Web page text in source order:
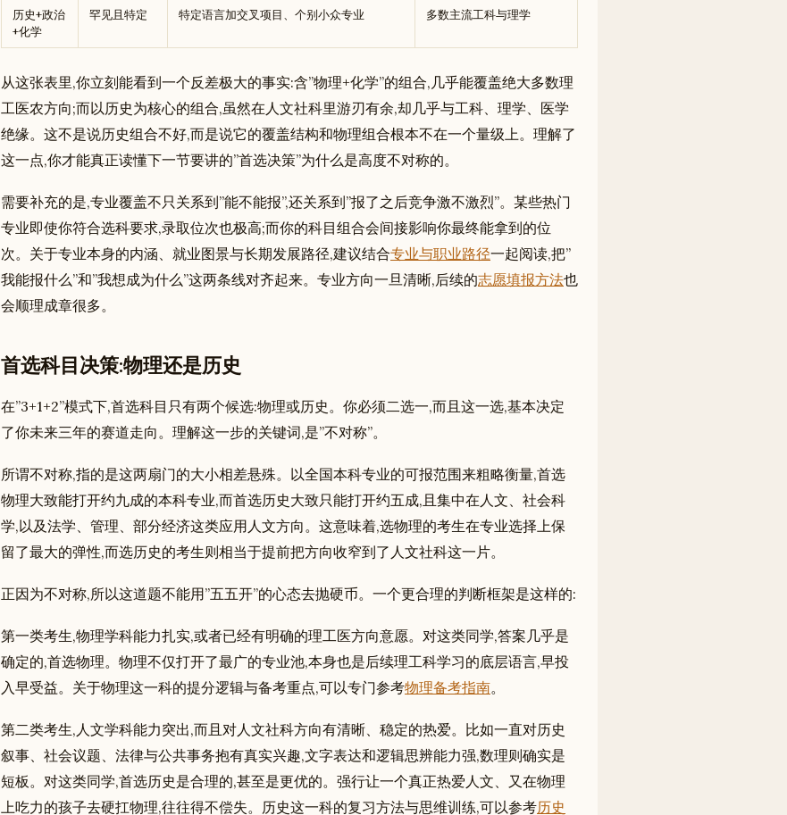
历史+政治
+化学
罕见且特定 特定语言加交叉项目、个别小众专业 多数主流工科与理学
从这张表里,你立刻能看到一个反差极大的事实:含”物理+化学”的组合,几乎能覆盖绝大多数理
工医农方向;而以历史为核心的组合,虽然在人文社科里游刃有余,却几乎与工科、理学、医学
绝缘。这不是说历史组合不好,而是说它的覆盖结构和物理组合根本不在一个量级上。理解了
这一点,你才能真正读懂下一节要讲的”首选决策”为什么是高度不对称的。
需要补充的是,专业覆盖不只关系到”能不能报”,还关系到”报了之后竞争激不激烈”。某些热门
专业即使你符合选科要求,录取位次也极高;而你的科目组合会间接影响你最终能拿到的位
次。关于专业本身的内涵、就业图景与长期发展路径,建议结合专业与职业路径一起阅读,把”
我能报什么”和”我想成为什么”这两条线对齐起来。专业方向一旦清晰,后续的志愿填报方法也
会顺理成章很多。
首选科目决策:物理还是历史
在”3+1+2”模式下,首选科目只有两个候选:物理或历史。你必须二选一,而且这一选,基本决定
了你未来三年的赛道走向。理解这一步的关键词,是”不对称”。
所谓不对称,指的是这两扇门的大小相差悬殊。以全国本科专业的可报范围来粗略衡量,首选
物理大致能打开约九成的本科专业,而首选历史大致只能打开约五成,且集中在人文、社会科
学,以及法学、管理、部分经济这类应用人文方向。这意味着,选物理的考生在专业选择上保
留了最大的弹性,而选历史的考生则相当于提前把方向收窄到了人文社科这一片。
正因为不对称,所以这道题不能用”五五开”的心态去抛硬币。一个更合理的判断框架是这样的:
第一类考生,物理学科能力扎实,或者已经有明确的理工医方向意愿。对这类同学,答案几乎是
确定的,首选物理。物理不仅打开了最广的专业池,本身也是后续理工科学习的底层语言,早投
入早受益。关于物理这一科的提分逻辑与备考重点,可以专门参考物理备考指南。
第二类考生,人文学科能力突出,而且对人文社科方向有清晰、稳定的热爱。比如一直对历史
叙事、社会议题、法律与公共事务抱有真实兴趣,文字表达和逻辑思辨能力强,数理则确实是
短板。对这类同学,首选历史是合理的,甚至是更优的。强行让一个真正热爱人文、又在物理
上吃力的孩子去硬扛物理,往往得不偿失。历史这一科的复习方法与思维训练,可以参考历史